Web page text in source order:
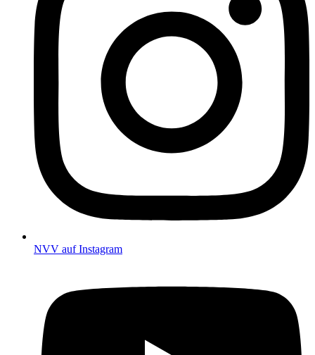
NVV auf Instagram